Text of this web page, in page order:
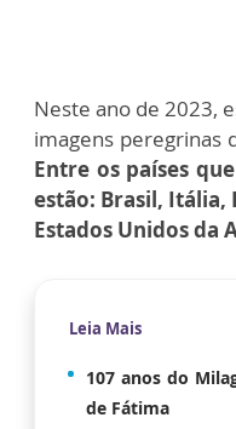
Neste ano de 2023,
imagens peregrinas
Entre os países
estão: Brasil, Itália,
Estados Unidos da
Leia Mais
107 anos do
de Fátima